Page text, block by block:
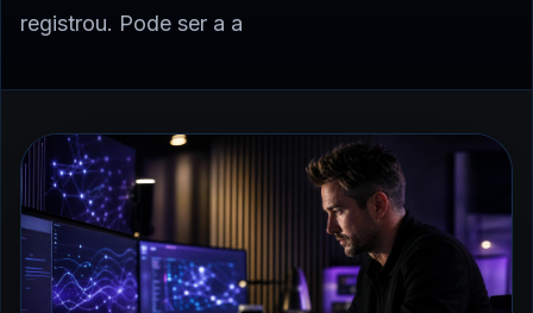
registrou. Pode ser a a